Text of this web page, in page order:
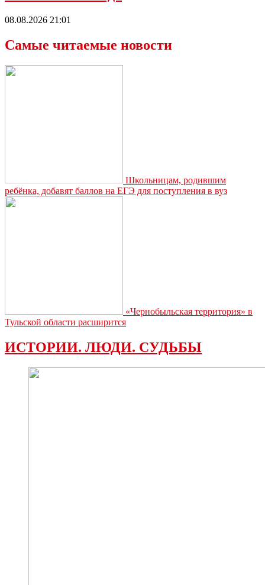
08.08.2026 21:01
Самые читаемые новости
Школьницам, родившим
ребёнка, добавят баллов на ЕГЭ для поступления в вуз
«Чернобыльская территория» в
Тульской области расширится
ИСТОРИИ. ЛЮДИ. СУДЬБЫ